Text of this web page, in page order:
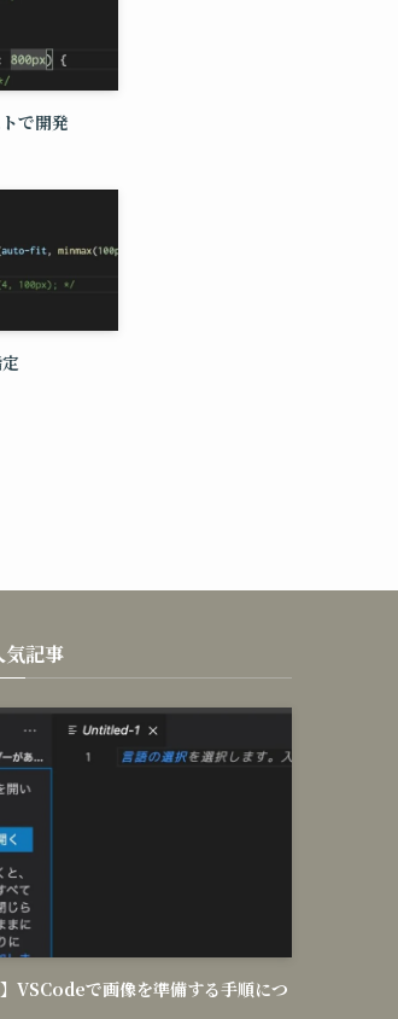
で開発
記事
】VSCodeで画像を準備する手順につ